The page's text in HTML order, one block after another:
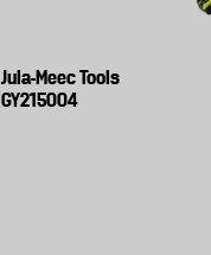
Jula-Meec Tools
GY215004